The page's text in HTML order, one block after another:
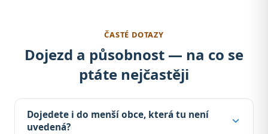
ČASTÉ DOTAZY
Dojezd a působnost — na co se
ptáte nejčastěji
Dojedete i do menší obce, která tu není
uvedená?